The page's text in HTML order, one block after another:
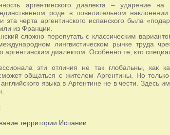
аргентинского диалекта – ударение
роде в повелительном
эта черта аргентинского испанского была
из Франции.
сложно перепутать с классическим
лингвистическом рынке труда
диалектом. Особенно те, кто
эти отличия не так глобальны, как
общаться с жителем Аргентины. Но
английского языка в Аргентине не в чести.
территории Испании